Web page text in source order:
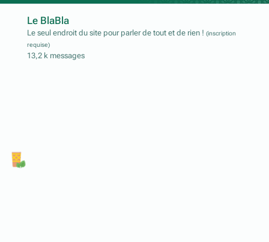
Le BlaBla
Le seul endroit du site pour parler de tout et de rien ! (inscription
requise)
13,2 k messages